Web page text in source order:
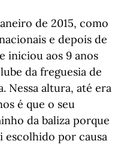
de 2015, como
e depois de
iniciou aos 9 anos
da freguesia de
Nessa altura, até era
é que o seu
da baliza porque
por causa